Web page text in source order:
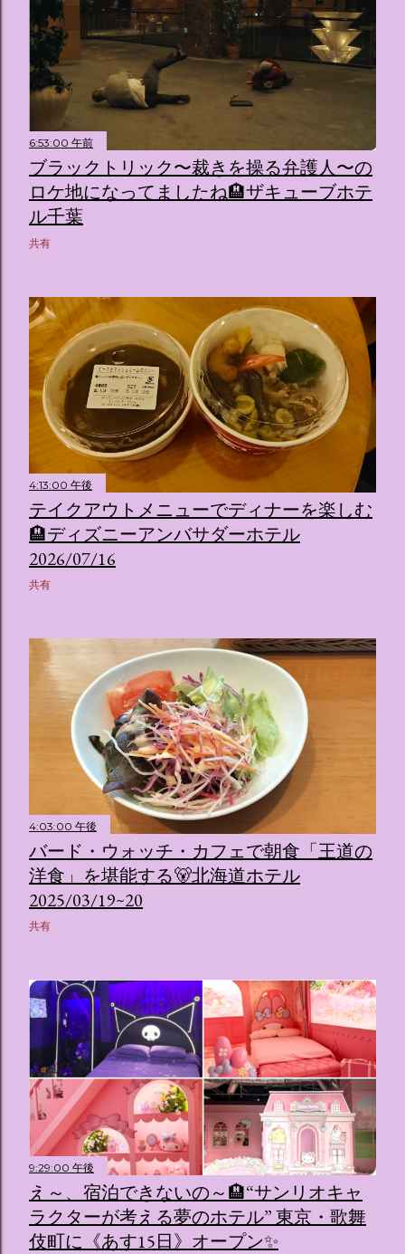
6:53:00 午前
ブラックトリック〜裁きを操る弁護人〜の
ロケ地になってましたね🏨ザキューブホテ
ル千葉
共有
4:13:00 午後
テイクアウトメニューでディナーを楽しむ
🏨ディズニーアンバサダーホテル
2026/07/16
共有
4:03:00 午後
バード・ウォッチ・カフェで朝食「王道の
洋食」を堪能する🐻北海道ホテル
2025/03/19~20
共有
9:29:00 午後
え～、宿泊できないの～🏨“サンリオキャ
ラクターが考える夢のホテル” 東京・歌舞
伎町に《あす15日》オープン✨️